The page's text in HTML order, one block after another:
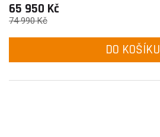
65 950 Kč
74 990 Kč
DO KOŠÍKU